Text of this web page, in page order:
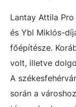
Lantay Attila
és Ybl Miklós-
főépítésze.
volt, illetve
A
során a